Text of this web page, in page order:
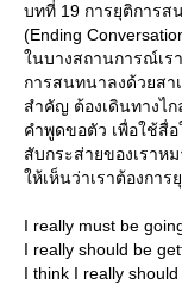
บทที่ 19 การยุติการส
(Ending
นบางสถานการณ์เรา
การสนทนาลงด้วยสา
สำคัญ ต้องเดินทางไ
คำพูดขอตัว เพื่อใช้สื่
สับกระส่ายของเราห
ห้เห็นว่าเราต้องการ
I really must be
I really should be
I think I really should